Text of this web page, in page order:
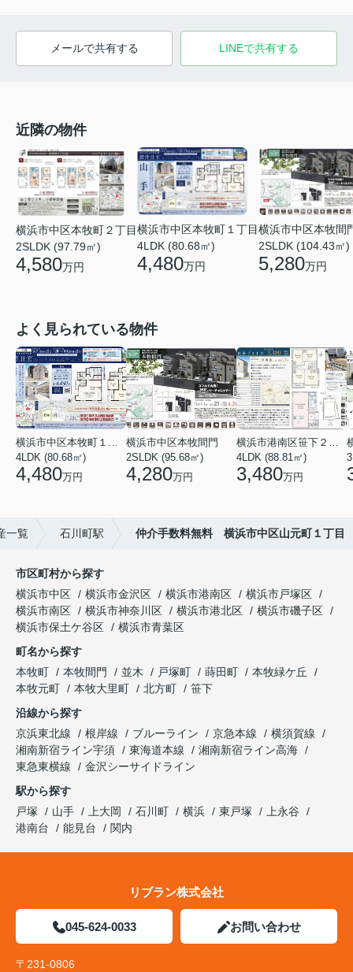
メールで共有する LINEで共有する
近隣の物件
横浜市中区本牧町２丁目
2SLDK (97.79㎡)
4,580万円
横浜市中区本牧町１丁目
4LDK (80.68㎡)
4,480万円
横浜市中区本牧間
2SLDK (104.43㎡)
5,280万円
よく見られている物件
4LDK (80.68㎡)
4,480万円
横浜市中区本牧間門
2SLDK (95.68㎡)
4,280万円
4LDK (88.81㎡)
3,480万円
一覧 石川町駅 仲介手数料無料 横浜市中区山元町１丁目
市区町村から探す
横浜市中区
横浜市金沢区 横浜市港南区
横浜市戸塚区
横浜市南区
横浜市神奈川区 横浜市港北区
横浜市磯子区
横浜市保土ケ谷区
横浜市青葉区
町名から探す
本牧町
本牧間門 並木 戸塚町 蒔田町
本牧緑ケ丘
本牧元町
本牧大里町 北方町
笹下
沿線から探す
京浜東北線
根岸線 ブルーライン 京急本線
横須賀線
湘南新宿ライン宇須
東海道本線
湘南新宿ライン高海
東急東横線
金沢シーサイドライン
駅から探す
戸塚
山手 上大岡 石川町 横浜 東戸塚
上永谷
港南台
能見台 関内
リブラン株式会社
045-624-0033 お問い合わせ
〒231-0806